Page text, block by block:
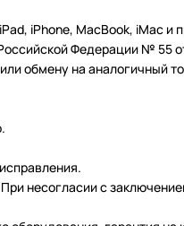
iPhone, MacBook, iMac
Федерации № 55
обмену на аналогичный
несогласии с